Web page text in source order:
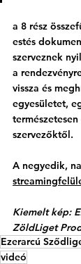
a 8 rész
estés
szerveznek
a
vissza és
egyesületet,
szervezőktől.
A negyedik,
Kiemelt kép:
ZöldLiget
Ezerarcú
videó